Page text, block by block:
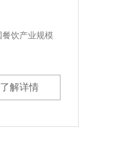
饮产业规模
了解详情